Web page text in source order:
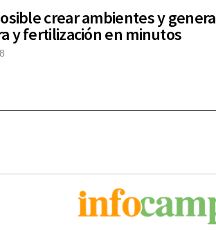
crear ambientes y
y fertilización en minutos